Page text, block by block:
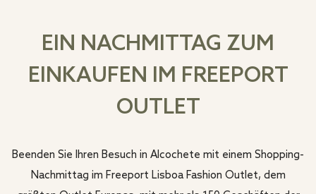
EIN NACHMITTAG ZUM
EINKAUFEN IM FREEPORT
OUTLET
Beenden Sie Ihren Besuch in Alcochete mit einem Shopping-
Nachmittag im Freeport Lisboa Fashion Outlet, dem